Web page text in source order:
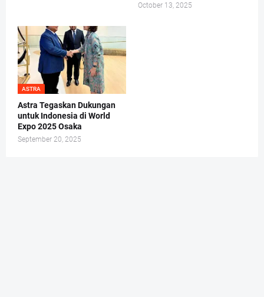
October 13, 2025
ASTRA
Astra Tegaskan Dukungan
untuk Indonesia di World
Expo 2025 Osaka
September 20, 2025